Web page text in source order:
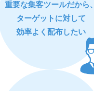
重要な集客ツールだから、
ターゲットに対して
効率よく配布したい